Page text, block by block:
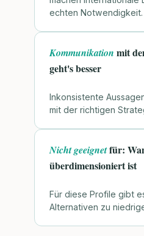
echten Notwendigkeit.
Kommunikation mit
geht's besser
Inkonsistente
mit der richtigen
Nicht geeignetfür:
überdimensioniert ist
Für diese Profile gibt
Alternativen zu